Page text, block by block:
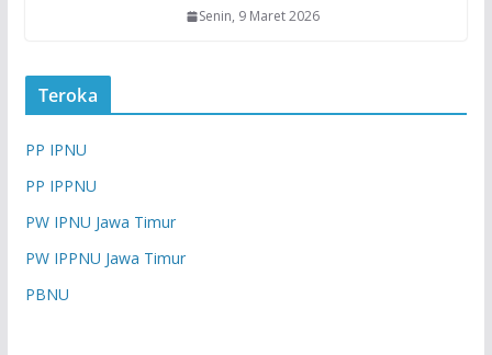
Senin, 9 Maret 2026
Teroka
PP IPNU
PP IPPNU
PW IPNU Jawa Timur
PW IPPNU Jawa Timur
PBNU